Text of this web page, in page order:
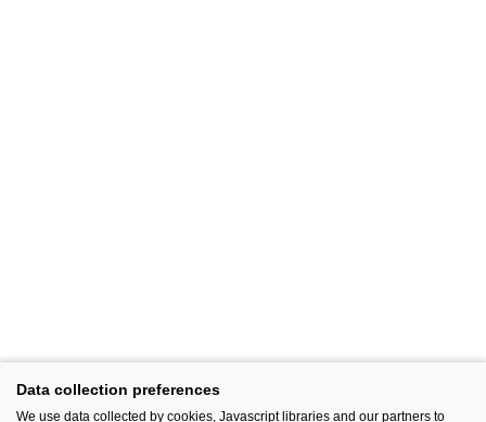
Data collection preferences
We use data collected by cookies, Javascript libraries and our partners to